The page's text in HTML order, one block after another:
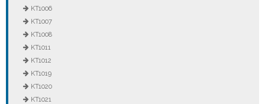
KT1006
KT1007
KT1008
KT1011
KT1012
KT1019
KT1020
KT1021